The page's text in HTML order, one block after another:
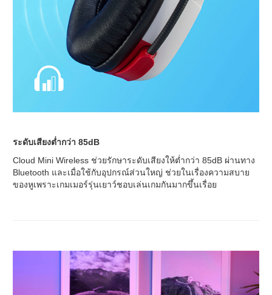
ระดับเสียงต่ำกว่า 85dB
Cloud Mini Wireless ช่วยรักษาระดับเสียงให้ต่ำกว่า 85dB ผ่านทาง
Bluetooth และเมื่อใช้กับอุปกรณ์ส่วนใหญ่ ช่วยในเรื่องความสบาย
ของหูเพราะเกมเมอร์รุ่นเยาว์ชอบเล่นเกมกันมากขึ้นเรื่อย